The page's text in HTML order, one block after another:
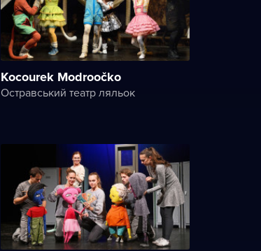
Kocourek Modroočko
Остравський театр ляльок